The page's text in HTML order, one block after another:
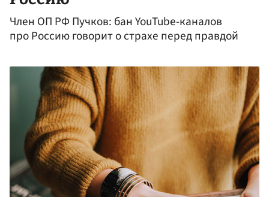
Член ОП РФ Пучков: бан YouTube-каналов
про Россию говорит о страхе перед правдой